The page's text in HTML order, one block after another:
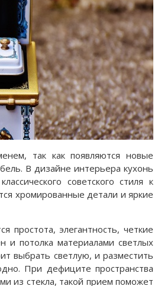
так как появляются новые
В дизайне интерьера кухонь
советского стиля к
хромированные детали и яркие
простота, элегантность, четкие
и потолка материалами светлых
выбрать светлую, и разместить
При дефиците пространства
из стекла, такой прием поможет